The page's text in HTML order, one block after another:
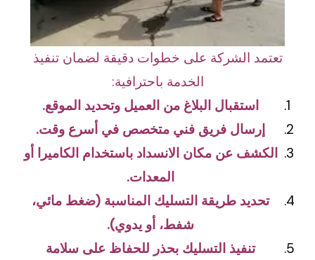
تعتمد الشركة على خطوات دقيقة لضمان تنفيذ
الخدمة باحترافية:
استقبال البلاغ من العميل وتحديد الموقع.
إرسال فريق فني متخصص في أسرع وقت.
الكشف عن مكان الانسداد باستخدام الكاميرا أو
المعدات.
تحديد طريقة التسليك المناسبة (ضغط مائي،
شفط، أو يدوي).
تنفيذ التسليك بحذر للحفاظ على سلامة